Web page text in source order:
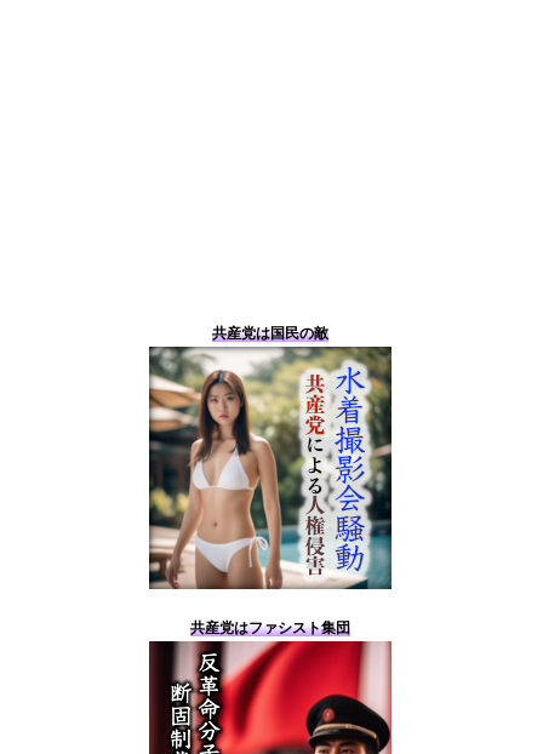
共産党は国民の敵
共産党はファシスト集団